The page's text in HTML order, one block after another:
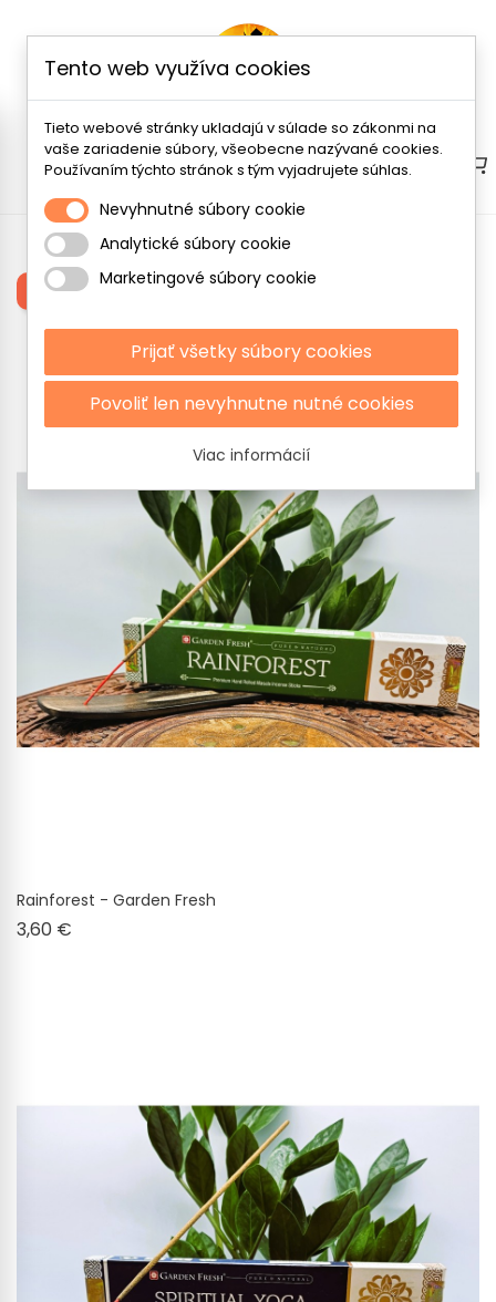
Menu
Filtrovať
Zobrazuje sa 1-3 z 3 položiek
Rainforest - Garden Fresh
3,60 €
Tento web využíva cookies
Tieto webové stránky ukladajú v súlade so zákonmi na
vaše zariadenie súbory, všeobecne nazývané cookies.
Používaním týchto stránok s tým vyjadrujete súhlas.
Nevyhnutné súbory cookie
Analytické súbory cookie
Marketingové súbory cookie
Prijať všetky súbory cookies
Povoliť len nevyhnutne nutné cookies
Viac informácií